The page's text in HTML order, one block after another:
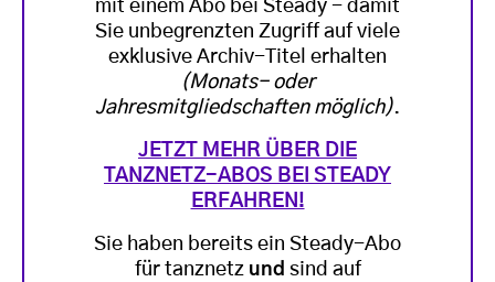
mit einem Abo bei Steady - damit
Sie unbegrenzten Zugriff auf viele
exklusive Archiv-Titel erhalten
(Monats- oder
Jahresmitgliedschaften möglich).
JETZT MEHR ÜBER DIE
TANZNETZ-ABOS BEI STEADY
ERFAHREN!
Sie haben bereits ein Steady-Abo
für tanznetz und sind auf